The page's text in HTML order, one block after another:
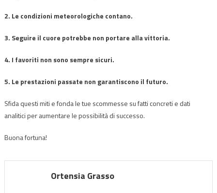
2. Le condizioni meteorologiche contano.
3. Seguire il cuore potrebbe non portare alla vittoria.
4. I favoriti non sono sempre sicuri.
5. Le prestazioni passate non garantiscono il futuro.
Sfida questi miti e fonda le tue scommesse su fatti concreti e dati
analitici per aumentare le possibilità di successo.
Buona fortuna!
Ortensia Grasso